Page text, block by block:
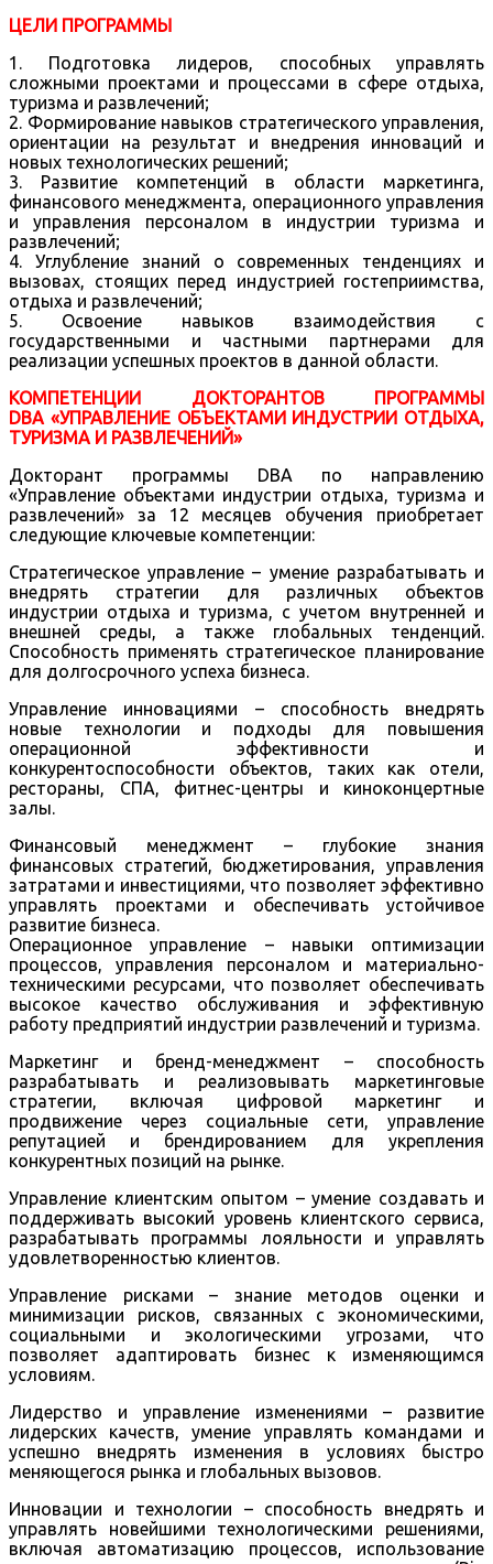
ЦЕЛИ ПРОГРАММЫ
1. Подготовка лидеров, способных управлять
сложными проектами и процессами в сфере отдыха,
туризма и развлечений;
2. Формирование навыков стратегического управления,
ориентации на результат и внедрения инноваций и
новых технологических решений;
3. Развитие компетенций в области маркетинга,
финансового менеджмента, операционного управления
и управления персоналом в индустрии туризма и
развлечений;
4. Углубление знаний о современных тенденциях и
вызовах, стоящих перед индустрией гостеприимства,
отдыха и развлечений;
5. Освоение навыков взаимодействия с
государственными и частными партнерами для
реализации успешных проектов в данной области.
КОМПЕТЕНЦИИ ДОКТОРАНТОВ ПРОГРАММЫ
DBA «УПРАВЛЕНИЕ ОБЪЕКТАМИ ИНДУСТРИИ ОТДЫХА,
ТУРИЗМА И РАЗВЛЕЧЕНИЙ»
Докторант программы DBA по направлению
«Управление объектами индустрии отдыха, туризма и
развлечений» за 12 месяцев обучения приобретает
следующие ключевые компетенции:
Стратегическое управление – умение разрабатывать и
внедрять стратегии для различных объектов
индустрии отдыха и туризма, с учетом внутренней и
внешней среды, а также глобальных тенденций.
Способность применять стратегическое планирование
для долгосрочного успеха бизнеса.
Управление инновациями – способность внедрять
новые технологии и подходы для повышения
операционной эффективности и
конкурентоспособности объектов, таких как отели,
рестораны, СПА, фитнес-центры и киноконцертные
залы.
Финансовый менеджмент – глубокие знания
финансовых стратегий, бюджетирования, управления
затратами и инвестициями, что позволяет эффективно
управлять проектами и обеспечивать устойчивое
развитие бизнеса.
Операционное управление – навыки оптимизации
процессов, управления персоналом и материально-
техническими ресурсами, что позволяет обеспечивать
высокое качество обслуживания и эффективную
работу предприятий индустрии развлечений и туризма.
Маркетинг и бренд-менеджмент – способность
разрабатывать и реализовывать маркетинговые
стратегии, включая цифровой маркетинг и
продвижение через социальные сети, управление
репутацией и брендированием для укрепления
конкурентных позиций на рынке.
Управление клиентским опытом – умение создавать и
поддерживать высокий уровень клиентского сервиса,
разрабатывать программы лояльности и управлять
удовлетворенностью клиентов.
Управление рисками – знание методов оценки и
минимизации рисков, связанных с экономическими,
социальными и экологическими угрозами, что
позволяет адаптировать бизнес к изменяющимся
условиям.
Лидерство и управление изменениями – развитие
лидерских качеств, умение управлять командами и
успешно внедрять изменения в условиях быстро
меняющегося рынка и глобальных вызовов.
Инновации и технологии – способность внедрять и
управлять новейшими технологическими решениями,
включая автоматизацию процессов, использование